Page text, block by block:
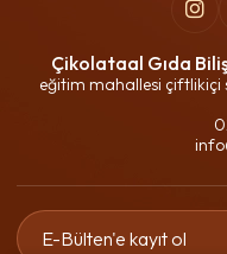
Çikolataal Gıda
eğitim mahallesi çiftlikiçi